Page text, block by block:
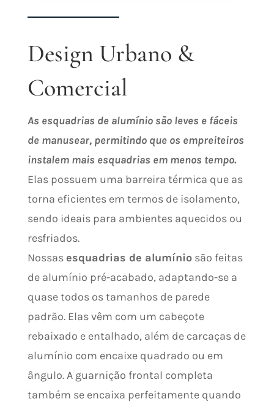
Design Urbano &
Comercial
As esquadrias de alumínio são leves e fáceis
de manusear, permitindo que os empreiteiros
instalem mais esquadrias em menos tempo.
Elas possuem uma barreira térmica que as
torna eficientes em termos de isolamento,
sendo ideais para ambientes aquecidos ou
resfriados.
Nossas esquadrias de alumíniosão feitas
de alumínio pré-acabado, adaptando-se a
quase todos os tamanhos de parede
padrão. Elas vêm com um cabeçote
rebaixado e entalhado, além de carcaças de
alumínio com encaixe quadrado ou em
ângulo. A guarnição frontal completa
também se encaixa perfeitamente quando